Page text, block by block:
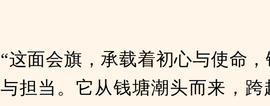
“这面会旗，承载着初心与使命
与担当。它从钱塘潮头而来，跨